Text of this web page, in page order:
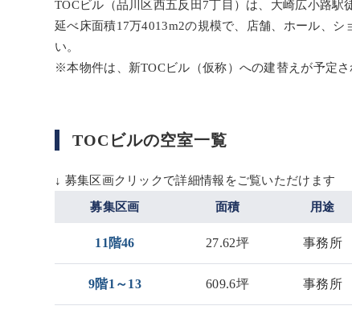
TOCビル（品川区西五反田7丁目）は、大崎広小路駅
延べ床面積17万4013m2の規模で、店舗、ホール、
い。
※本物件は、新TOCビル（仮称）への建替えが予定
TOCビルの空室一覧
↓ 募集区画クリックで詳細情報をご覧いただけます
募集区画 面積 用途
11階46 27.62坪 事務所
9階1～13 609.6坪 事務所